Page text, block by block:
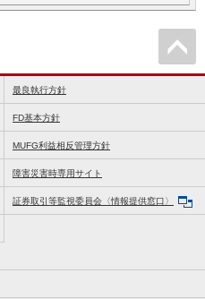
最良執行方針
FD基本方針
MUFG利益相反管理方針
障害災害時専用サイト
証券取引等監視委員会〈情報提供窓口〉